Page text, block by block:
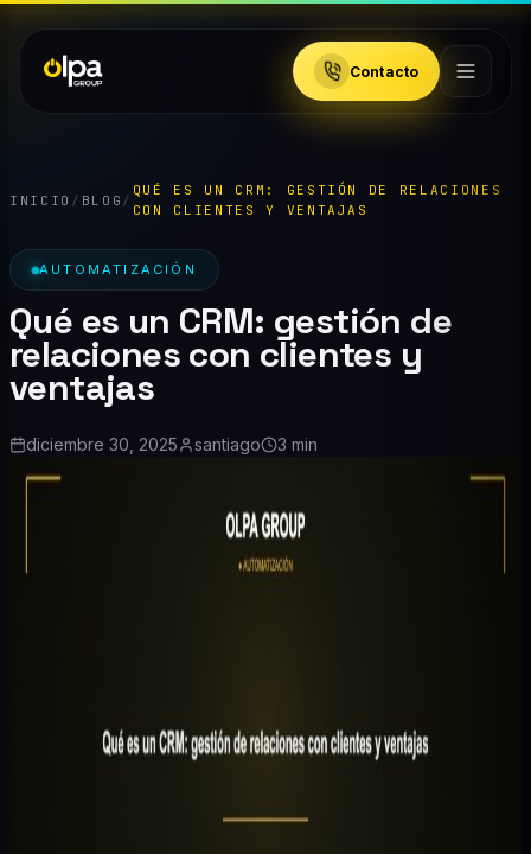
Contacto
INICIO / BLOG /
QUÉ ES UN CRM: GESTIÓN DE RELACIONES
CON CLIENTES Y VENTAJAS
AUTOMATIZACIÓN
Qué es un CRM: gestión de
relaciones con clientes y
ventajas
diciembre 30, 2025 santiago 3 min